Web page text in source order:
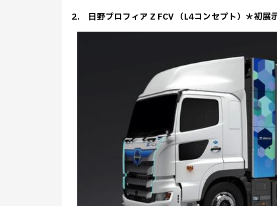
2. 日野プロフィア Z FCV （L4コンセプト）＊初展